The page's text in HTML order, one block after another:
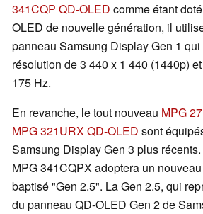
341CQP QD-OLED comme étant
OLED de nouvelle génération, il
panneau Samsung Display Gen 1
résolution de 3 440 x 1 440 (1440p)
175 Hz.
En revanche, le tout nouveau MPG
MPG 321URX QD-OLED sont
Samsung Display Gen 3 plus
MPG 341CQPX adoptera un
baptisé "Gen 2.5". La Gen 2.5, qui
du panneau QD-OLED Gen 2 de